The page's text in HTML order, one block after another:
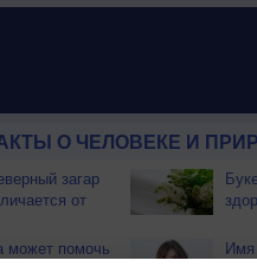
О ЧЕЛОВЕКЕ И
загар
от
может помочь
Имя